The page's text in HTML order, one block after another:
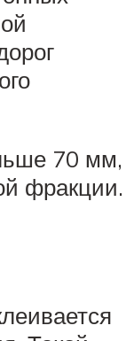
70 мм,
фракции.